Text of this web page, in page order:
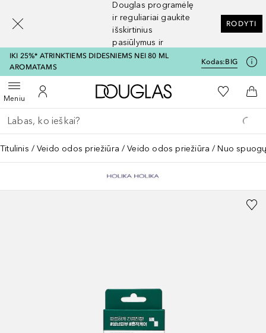
Douglas programėlę
ir reguliariai gaukite
išskirtinius
pasiūlymus ir
nuolaidas
RODYTI
IKI 25%* ATRINKTIEMS DIDESNIEMS NEI 80 ML
AROMATAMS
Kodas:BIG
MeniuAtidaryti meniuĮ mano paskyrą
Į Douglas pagrindinį
Į mano
Į
Grįžk atgal
Vykdykite paiešką
Titulinis Veido odos priežiūra Veido odos priežiūra Nuo
[navigation.slideout.screenreader]